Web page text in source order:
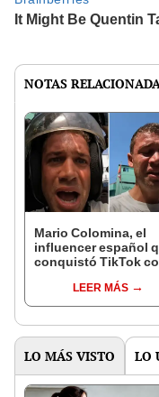
NOTAS
Mario Colomina, el
influencer español
conquistó TikTok
"Mi amor nació por la
gastronomía"
LEER MÁS
LO MÁS VISTO LO